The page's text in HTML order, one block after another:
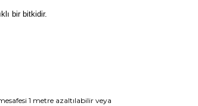
bir bitkidir.
1 metre azaltılabilir veya